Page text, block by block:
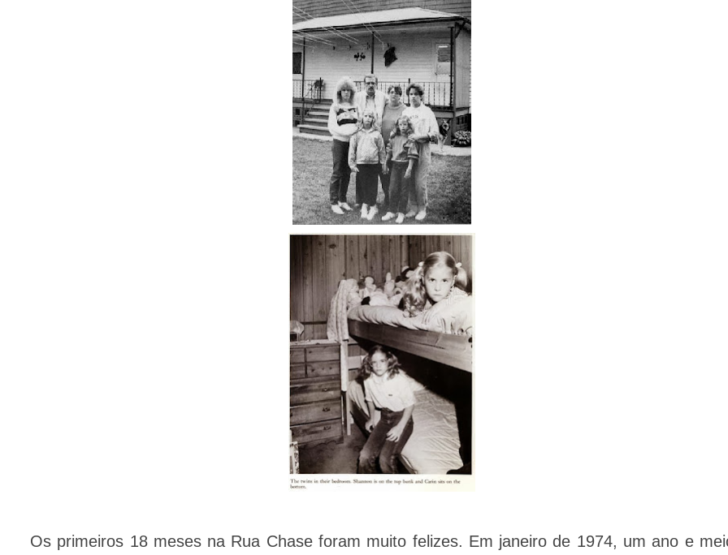
Os primeiros 18 meses na Rua Chase foram muito felizes. Em janeiro de 1974, um ano e